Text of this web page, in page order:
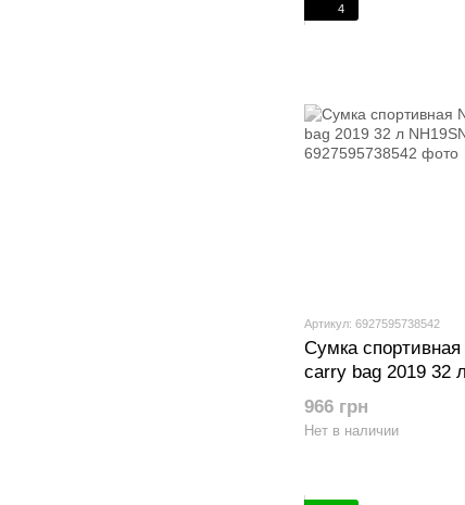
4
Артикул: 6927595738542
Сумка
carry bag 2019 32
966 грн
Нет в наличии